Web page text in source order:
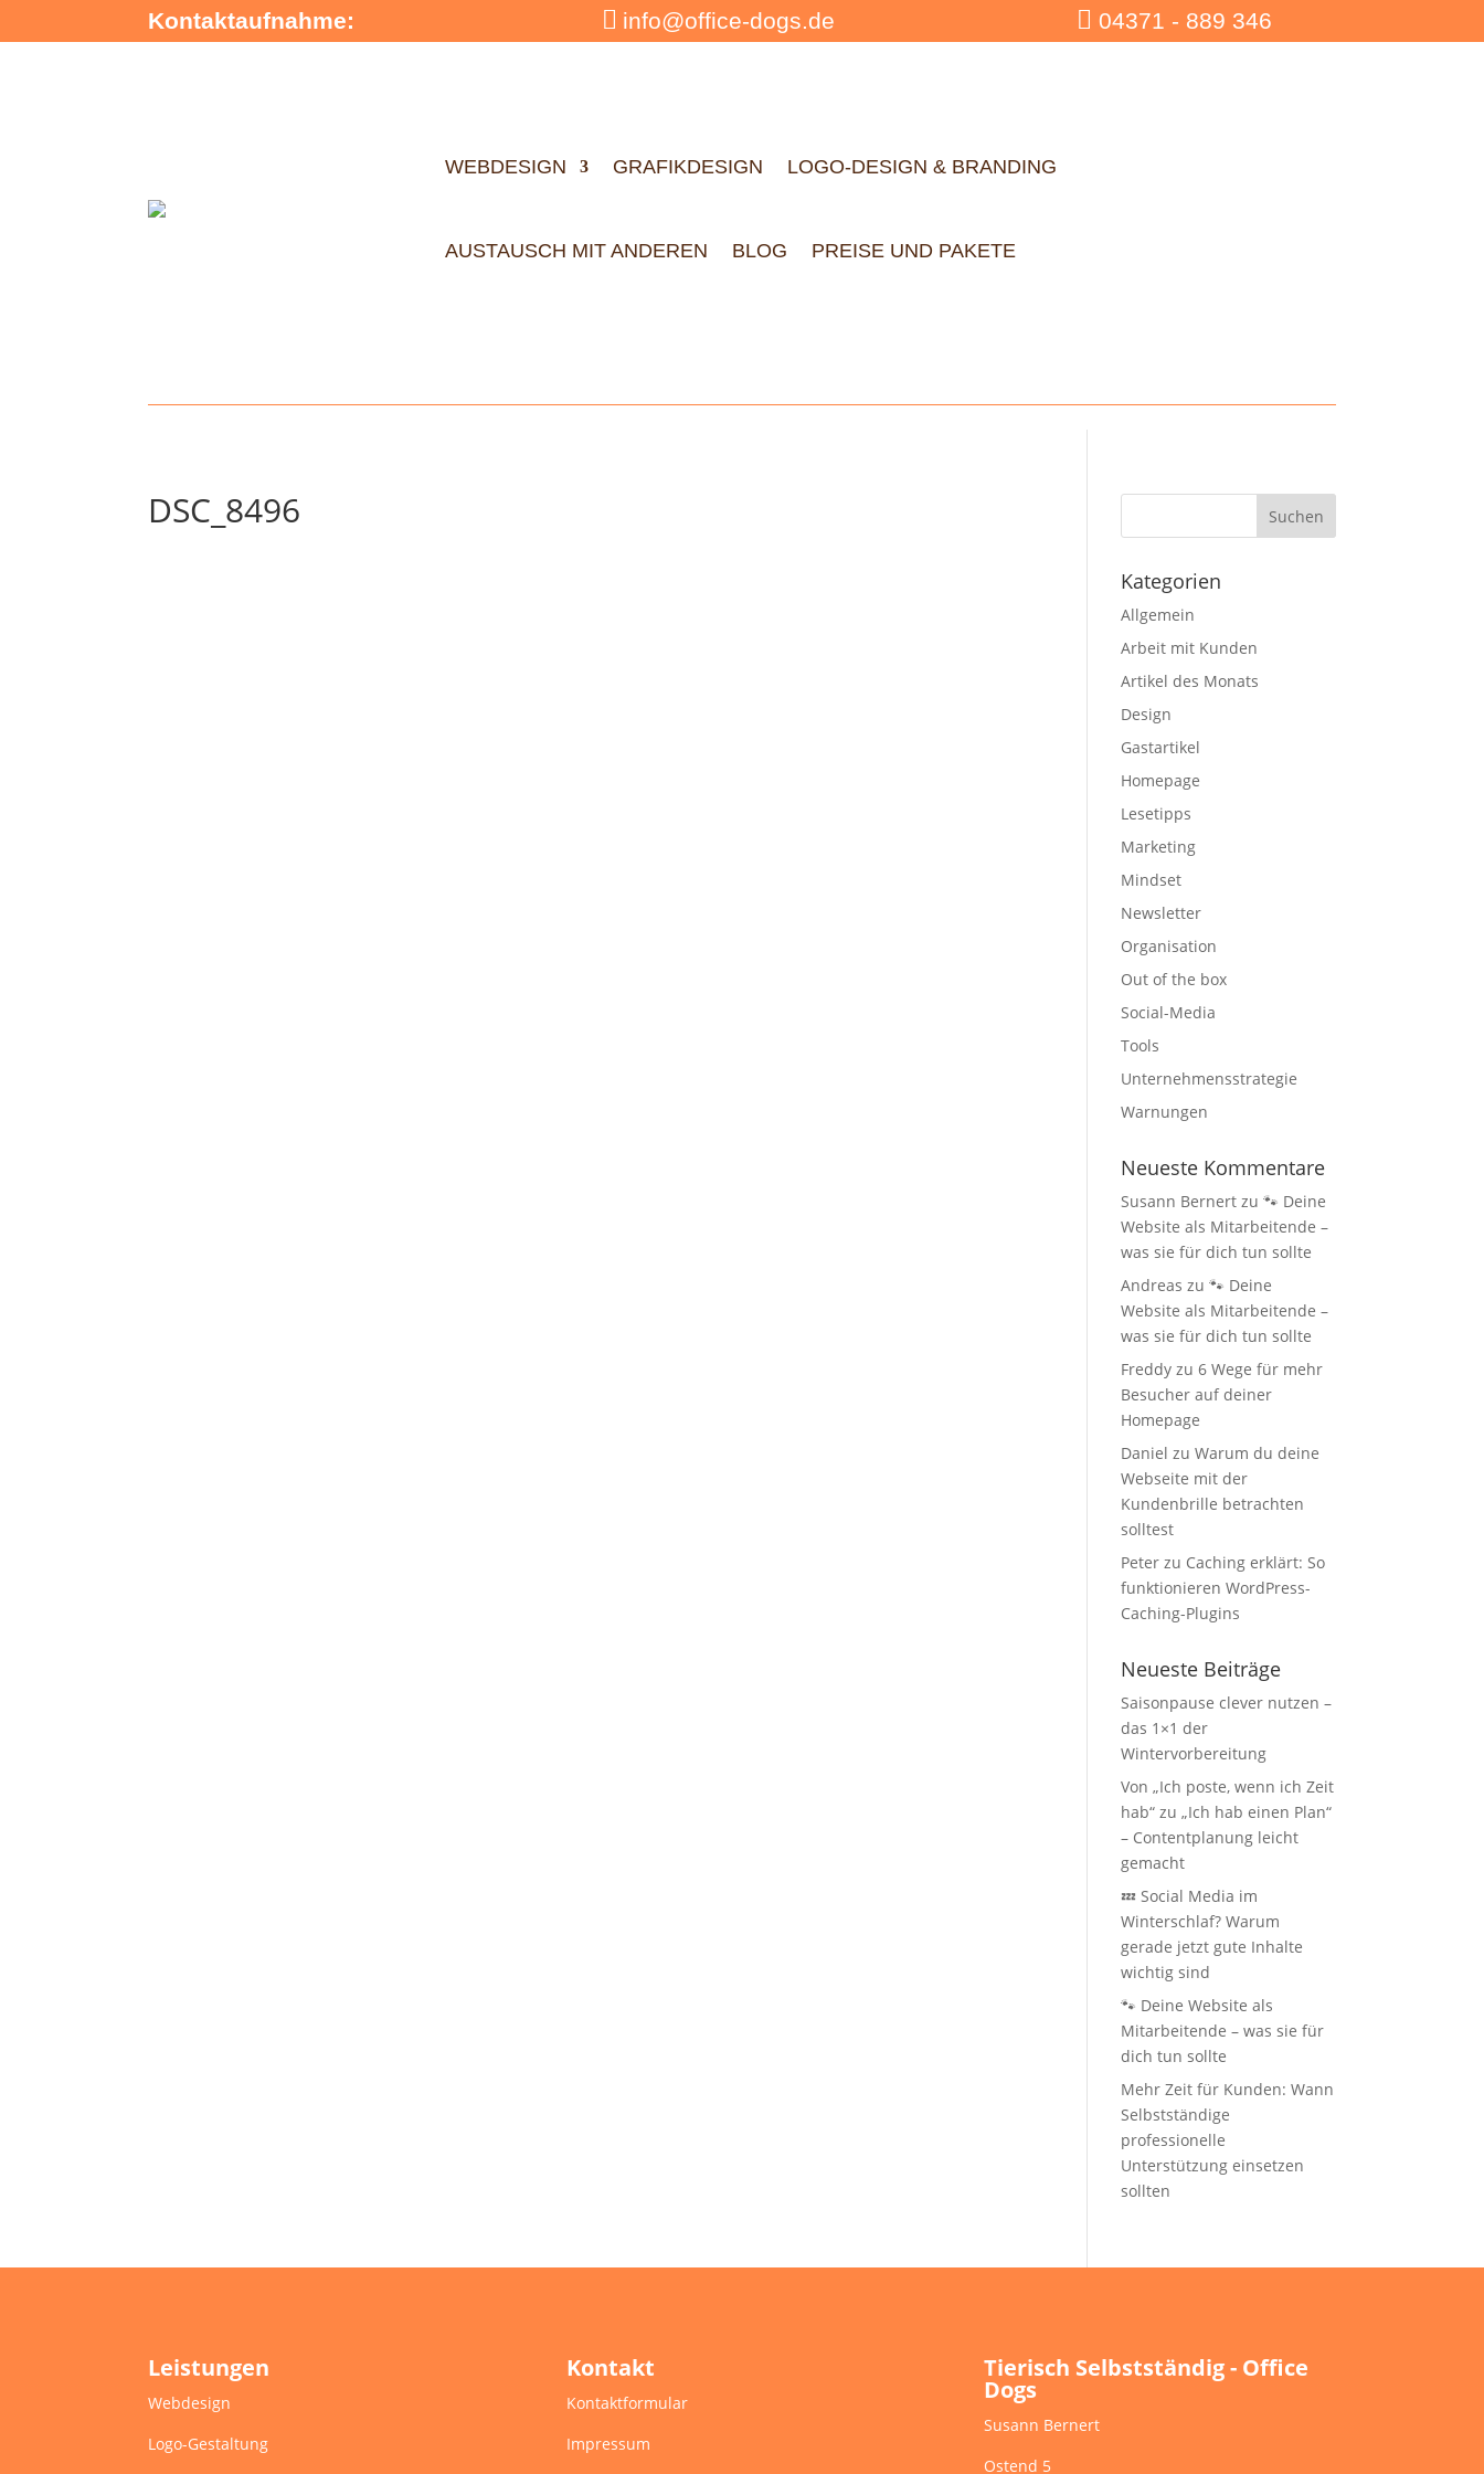
Kontaktaufnahme:  info@office-dogs.de  04371 - 889 346
WEBDESIGN GRAFIKDESIGN LOGO-DESIGN & BRANDING
AUSTAUSCH MIT ANDEREN BLOG PREISE UND PAKETE
DSC_8496
Kategorien
Allgemein
Arbeit mit Kunden
Artikel des Monats
Design
Gastartikel
Homepage
Lesetipps
Marketing
Mindset
Newsletter
Organisation
Out of the box
Social-Media
Tools
Unternehmensstrategie
Warnungen
Neueste Kommentare
Susann Bernert zu🐾 Deine
Website als Mitarbeitende –
was sie für dich tun sollte
Andreas zu🐾 Deine
Website als Mitarbeitende –
was sie für dich tun sollte
Freddy zu6 Wege für mehr
Besucher auf deiner
Homepage
Daniel zuWarum du deine
Webseite mit der
Kundenbrille betrachten
solltest
Peter zu Caching erklärt: So
funktionieren WordPress-
Caching-Plugins
Neueste Beiträge
Saisonpause clever nutzen –
das 1×1 der
Wintervorbereitung
Von „Ich poste, wenn ich Zeit
hab“ zu „Ich hab einen Plan“
– Contentplanung leicht
gemacht
💤 Social Media im
Winterschlaf? Warum
gerade jetzt gute Inhalte
wichtig sind
🐾 Deine Website als
Mitarbeitende – was sie für
dich tun sollte
Mehr Zeit für Kunden: Wann
Selbstständige
professionelle
Unterstützung einsetzen
sollten
Leistungen
Webdesign
Logo-Gestaltung
Kontakt
Kontaktformular
Impressum
Tierisch Selbstständig - Office
Dogs
Susann Bernert
Ostend 5